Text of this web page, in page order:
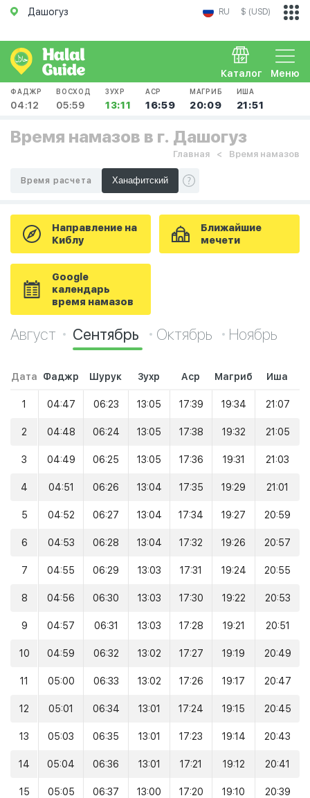
Дашогуз RU $ (USD)
Меню
Каталог
ФАДЖР
04:12
ВОСХОД
05:59
ЗУХР
13:11
АСР
16:59
МАГРИБ
20:09
ИША
21:51
Время намазов в г. Дашогуз
Главная Время намазов
Время расчета
Направление на
Киблу
Ближайшие
мечети
Google
календарь
время намазов
Август Сентябрь Октябрь Ноябрь
Дата Фаджр Шурук Зухр Аср Магриб Иша
1 04:47 06:23 13:05 17:39 19:34 21:07
2 04:48 06:24 13:05 17:38 19:32 21:05
3 04:49 06:25 13:05 17:36 19:31 21:03
4 04:51 06:26 13:04 17:35 19:29 21:01
5 04:52 06:27 13:04 17:34 19:27 20:59
6 04:53 06:28 13:04 17:32 19:26 20:57
7 04:55 06:29 13:03 17:31 19:24 20:55
8 04:56 06:30 13:03 17:30 19:22 20:53
9 04:57 06:31 13:03 17:28 19:21 20:51
10 04:59 06:32 13:02 17:27 19:19 20:49
11 05:00 06:33 13:02 17:26 19:17 20:47
12 05:01 06:34 13:01 17:24 19:15 20:45
13 05:03 06:35 13:01 17:23 19:14 20:43
14 05:04 06:36 13:01 17:21 19:12 20:41
15 05:05 06:37 13:00 17:20 19:10 20:39